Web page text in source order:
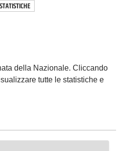
STATISTICHE
della Nazionale. Cliccando
tutte le statistiche e